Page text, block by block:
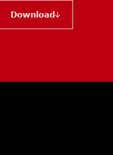
Download